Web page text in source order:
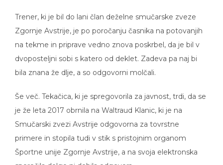
Trener, ki je bil do lani član deželne smučarske zveze
Zgornje Avstrije, je po poročanju časnika na potovanjih
na tekme in priprave vedno znova poskrbel, da je bil v
dvoposteljni sobi s katero od deklet. Zadeva pa naj bi
bila znana že dlje, a so odgovorni molčali.
Še več. Tekačica, ki je spregovorila za javnost, trdi, da se
je že leta 2017 obrnila na Waltraud Klanic, ki je na
Smučarski zvezi Avstrije odgovorna za tovrstne
primere in stopila tudi v stik s pristojnim organom
Športne unije Zgornje Avstrije, a na svoja elektronska